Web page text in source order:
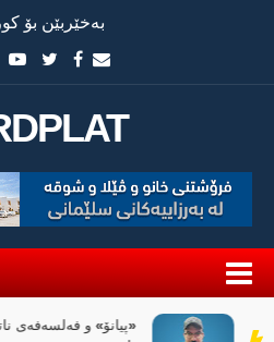
بەخێربێن بۆ
سەر
«پیانۆ» و فەلسەفەی